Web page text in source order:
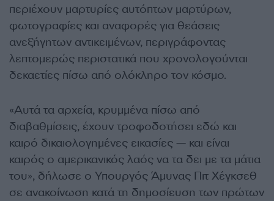
περιέχουν μαρτυρίες αυτόπτων μαρτύρων,
φωτογραφίες και αναφορές για θεάσεις
ανεξήγητων αντικειμένων, περιγράφοντας
λεπτομερώς περιστατικά που χρονολογούνται
δεκαετίες πίσω από ολόκληρο τον κόσμο.
«Αυτά τα αρχεία, κρυμμένα πίσω από
διαβαθμίσεις, έχουν τροφοδοτήσει εδώ και
καιρό δικαιολογημένες εικασίες — και είναι
καιρός ο αμερικανικός λαός να τα δει με τα μάτια
του», δήλωσε ο Υπουργός Άμυνας Πιτ Χέγκσεθ
σε ανακοίνωση κατά τη δημοσίευση των πρώτων